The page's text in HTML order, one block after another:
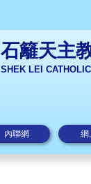
石籬天主
SHEK LEI
內聯網 網